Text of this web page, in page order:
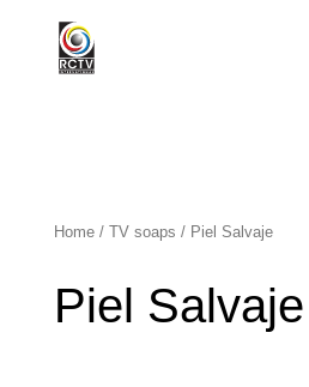
Home/ TV soaps / Piel Salvaje
Piel Salvaje